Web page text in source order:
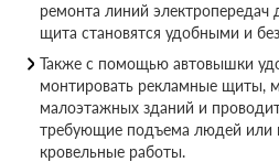
ремонта линий электропередач
щита становятся удобными и
Также с помощью автовышки
монтировать рекламные щиты,
малоэтажных зданий и
требующие подъема людей или
кровельные работы.